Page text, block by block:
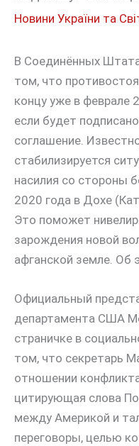
Новини України та
В Соединённых
том, что
концу уже в феврале
если будет
соглашение.
стабилизируется
насилия со стороны
2020 года в Дохе
Это поможет
зарождения новой
афганской земле. Об
Официальный
департамента США
страничке в
том, что секретарь
отношении
цитирующая слова
между Америкой и
переговоры, целью